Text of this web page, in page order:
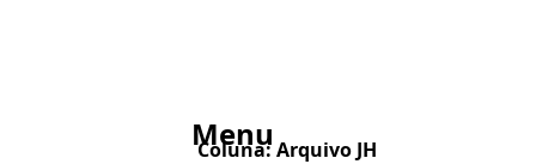
Menu
Coluna:Arquivo JH